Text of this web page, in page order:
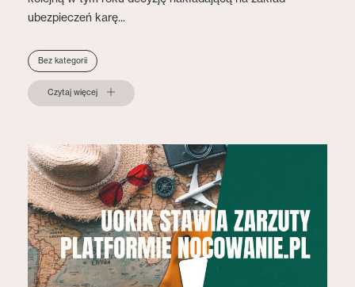
ubezpieczeń karę...
Bez kategorii
Czytaj więcej